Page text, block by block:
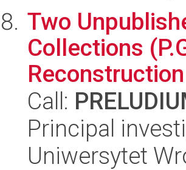
Two
Collections
Call:
Principal
Uniwersytet